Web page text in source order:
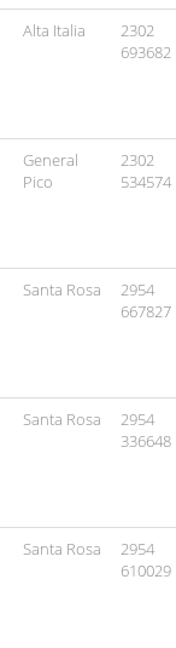
Alta Italia
2302
693682
General
Pico
2302
534574
Santa Rosa
2954
667827
Santa Rosa
2954
336648
Santa Rosa
2954
610029